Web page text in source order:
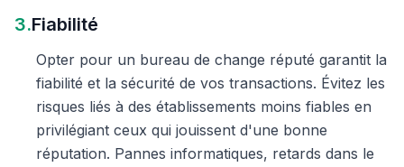
3.Fiabilité
Opter pour un bureau de change réputé garantit la
fiabilité et la sécurité de vos transactions. Évitez les
risques liés à des établissements moins fiables en
privilégiant ceux qui jouissent d'une bonne
réputation. Pannes informatiques, retards dans le